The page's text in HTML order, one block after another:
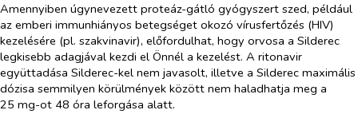
Amennyiben úgynevezett proteáz-gátló gyógyszert szed, például
az emberi immunhiányos betegséget okozó vírusfertőzés (HIV)
kezelésére (pl. szakvinavir), előfordulhat, hogy orvosa a Silderec
legkisebb adagjával kezdi el Önnél a kezelést. A ritonavir
együttadása Silderec-kel nem javasolt, illetve a Silderec maximális
dózisa semmilyen körülmények között nem haladhatja meg a
25 mg-ot 48 óra leforgása alatt.